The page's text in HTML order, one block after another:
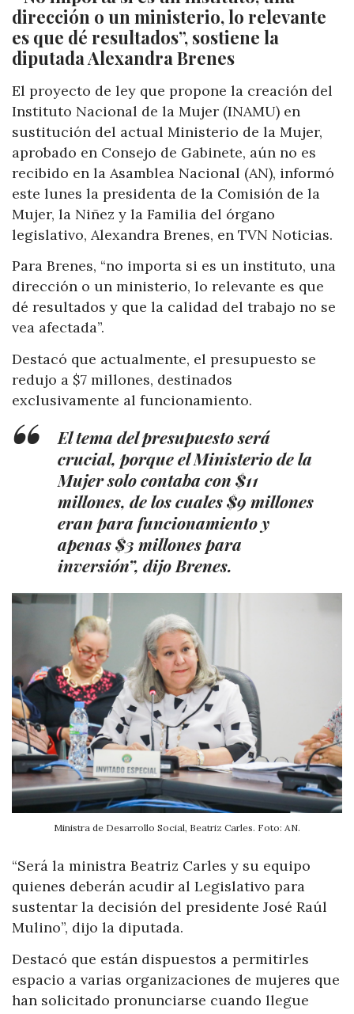
dirección o un ministerio, lo relevante
es que dé resultados”, sostiene la
diputada Alexandra Brenes
El proyecto de ley que propone la creación del
Instituto Nacional de la Mujer (INAMU) en
sustitución del actual Ministerio de la Mujer,
aprobado en Consejo de Gabinete, aún no es
recibido en la Asamblea Nacional (AN), informó
este lunes la presidenta de la Comisión de la
Mujer, la Niñez y la Familia del órgano
legislativo, Alexandra Brenes, en TVN Noticias.
Para Brenes, “no importa si es un instituto, una
dirección o un ministerio, lo relevante es que
dé resultados y que la calidad del trabajo no se
vea afectada”.
Destacó que actualmente, el presupuesto se
redujo a $7 millones, destinados
exclusivamente al funcionamiento.
El tema del presupuesto será
crucial, porque el Ministerio de la
Mujer solo contaba con $11
millones, de los cuales $9 millones
eran para funcionamiento y
apenas $3 millones para
inversión”, dijo Brenes.
Ministra de Desarrollo Social, Beatriz Carles. Foto: AN.
“Será la ministra Beatriz Carles y su equipo
quienes deberán acudir al Legislativo para
sustentar la decisión del presidente José Raúl
Mulino”, dijo la diputada.
Destacó que están dispuestos a permitirles
espacio a varias organizaciones de mujeres que
han solicitado pronunciarse cuando llegue